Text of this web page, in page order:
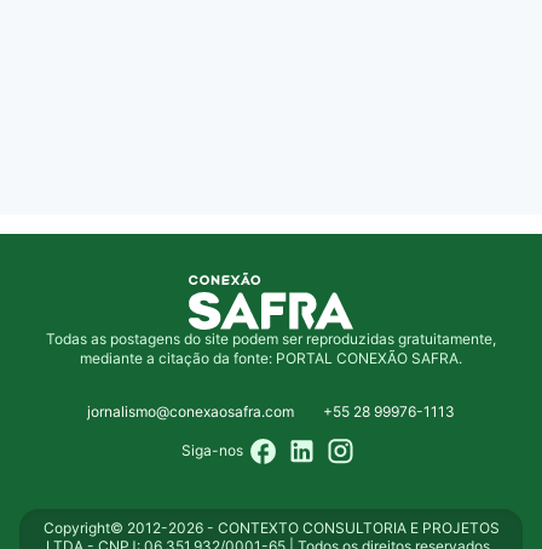
Todas as postagens do site podem ser reproduzidas gratuitamente,
mediante a citação da fonte: PORTAL CONEXÃO SAFRA.
jornalismo@conexaosafra.com +55 28 99976-1113
Siga-nos
Copyright© 2012-2026 - CONTEXTO CONSULTORIA E PROJETOS